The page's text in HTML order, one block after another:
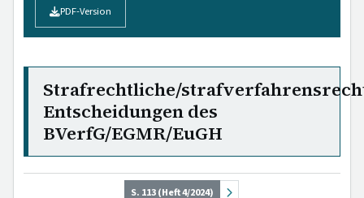
PDF-Version
Strafrechtliche/
Entscheidungen des
BVerfG/EGMR/EuGH
S. 113 (Heft 4/2024)